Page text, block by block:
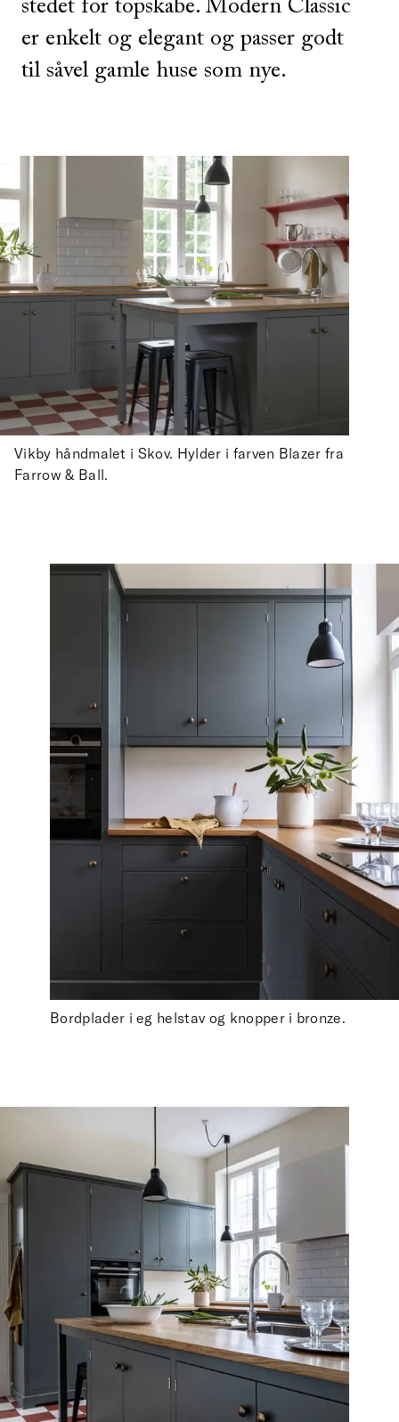
stedet for topskabe. Modern Classic
er enkelt og elegant og passer godt
til såvel gamle huse som nye.
Vikby håndmalet i Skov. Hylder i farven Blazer fra
Farrow & Ball.
Bordplader i eg helstav og knopper i bronze.